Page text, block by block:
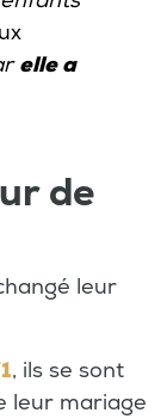
elle a
de
leur
, ils se sont
leur mariage